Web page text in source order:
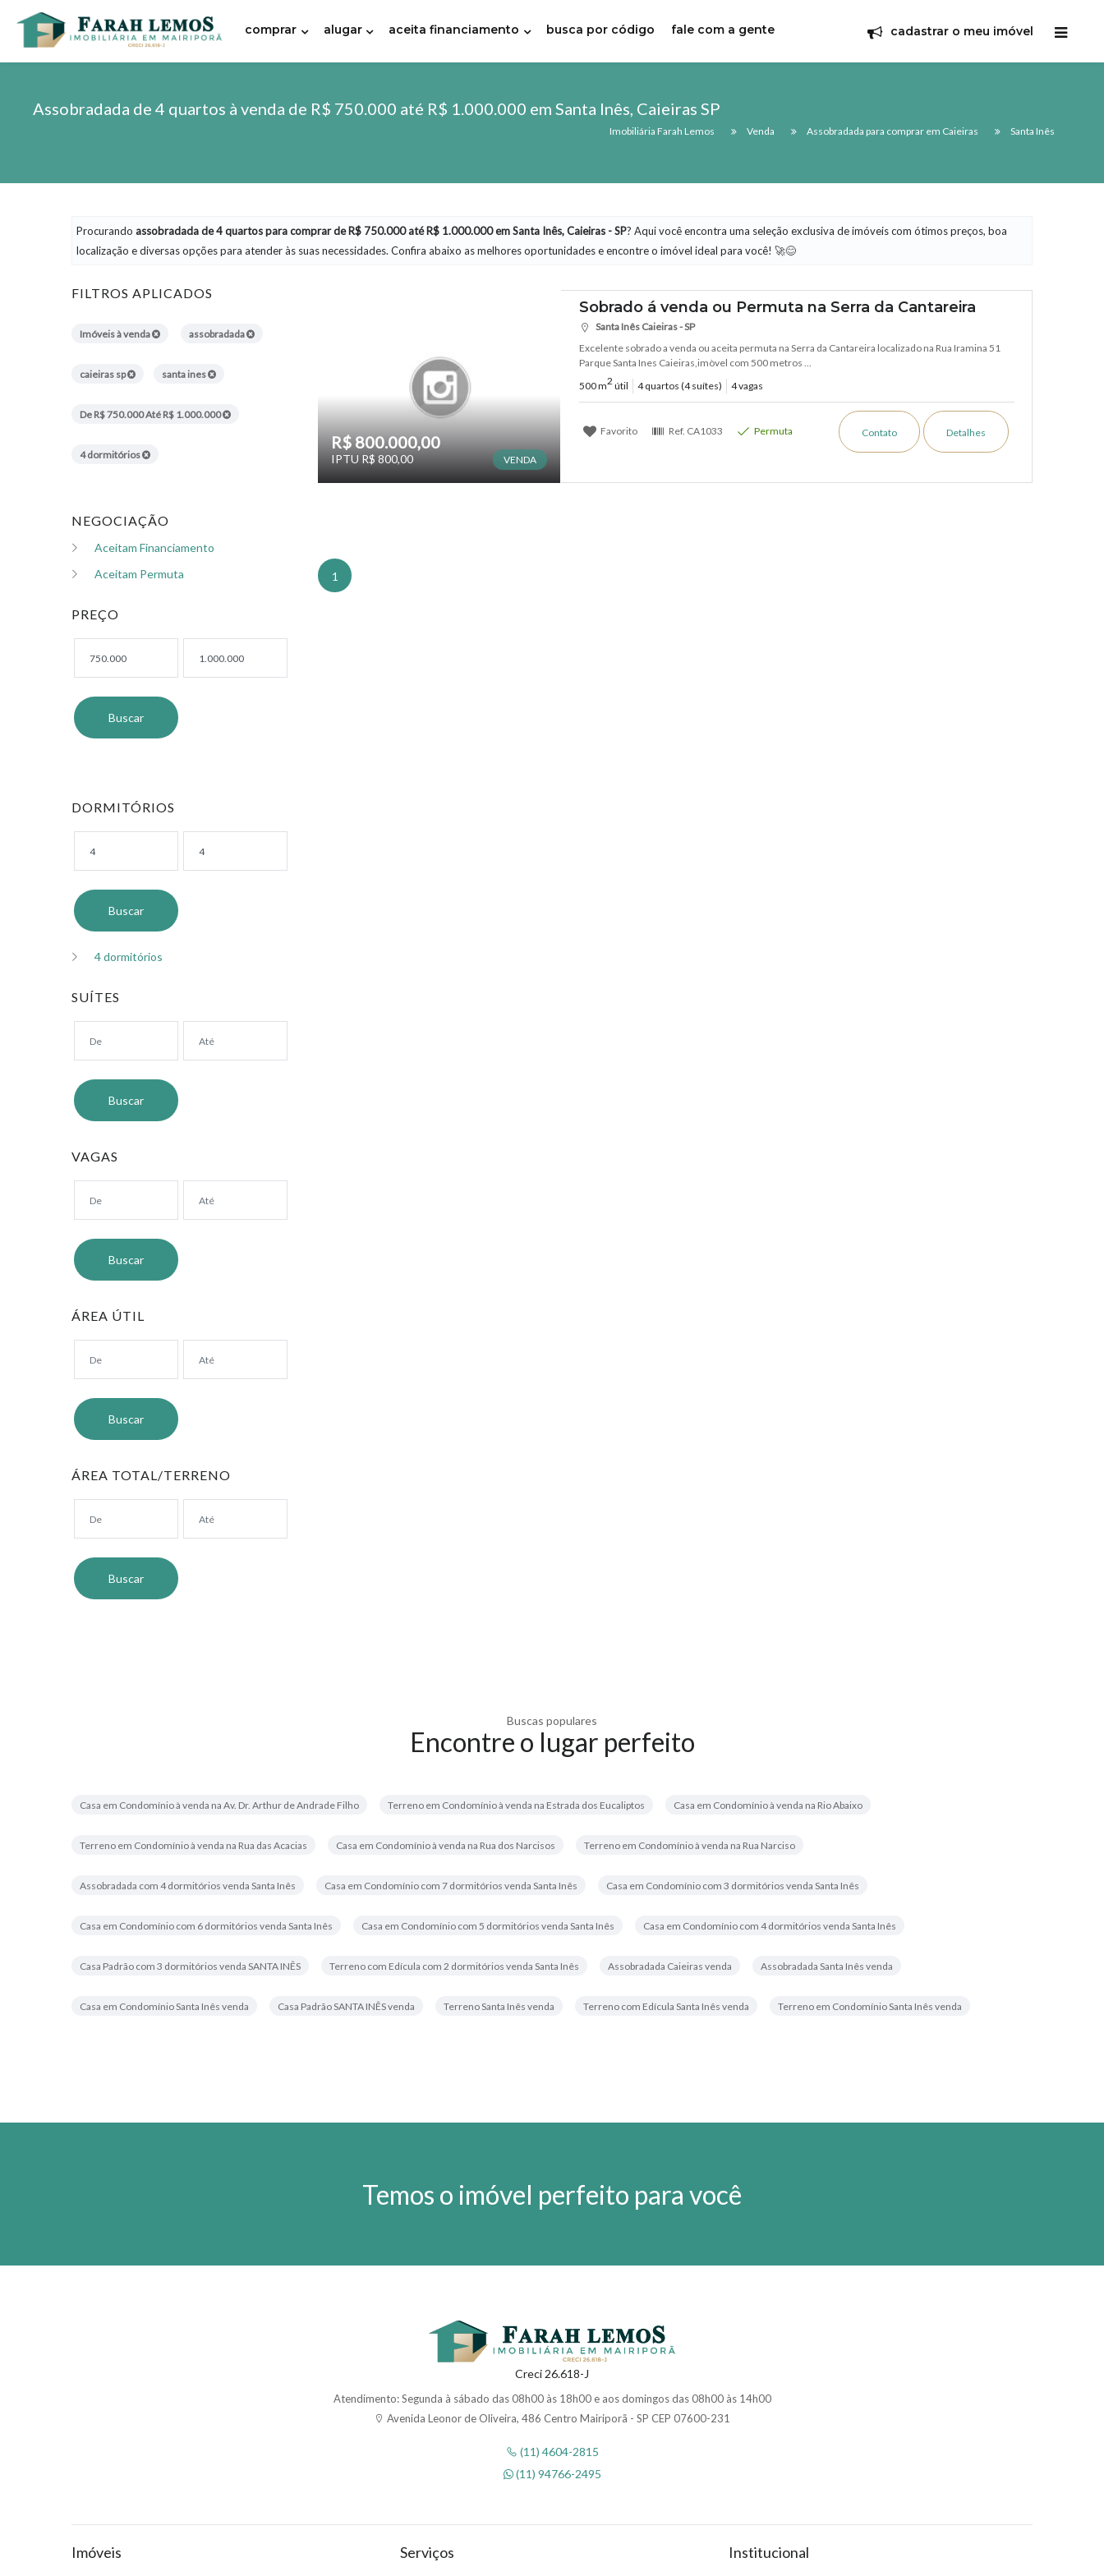
comprar alugar aceita financiamento busca por código fale com a gente cadastrar o meu imóvel
Assobradada de 4 quartos à venda de R$ 750.000 até R$ 1.000.000 em Santa Inês, Caieiras SP
Imobiliária Farah Lemos Venda Assobradada para comprar em Caieiras Santa Inês
Procurando assobradadade 4 quartos para comprar de R$ 750.000 até R$ 1.000.000 em Santa Inês, Caieiras - SP? Aqui você encontra uma seleção exclusiva de imóveis com ótimos preços, boa
localização e diversas opções para atender às suas necessidades. Confira abaixo as melhores oportunidades e encontre o imóvel ideal para você! 🚀😊
FILTROS APLICADOS
Imóveis à venda assobradada
caieiras sp santa ines
De R$ 750.000 Até R$ 1.000.000
4 dormitórios
NEGOCIAÇÃO
Aceitam Financiamento
Aceitam Permuta
PREÇO
DORMITÓRIOS
4 dormitórios
SUÍTES
VAGAS
ÁREA ÚTIL
ÁREA TOTAL/TERRENO
R$ 800.000,00
IPTU R$ 800,00 VENDA
Sobrado á venda ou Permuta na Serra da Cantareira
Santa Inês Caieiras - SP
Excelente sobrado a venda ou aceita permuta na Serra da Cantareira localizado na Rua Iramina 51
Parque Santa Ines Caieiras,imòvel com 500 metros ...
500 m2 útil 4 quartos (4 suítes) 4 vagas
Favorito Ref. CA1033 Permuta Detalhes
Contato
1
Buscas populares
Encontre o lugar perfeito
Casa em Condomínio à venda na Av. Dr. Arthur de Andrade Filho Terreno em Condomínio à venda na Estrada dos Eucaliptos Casa em Condomínio à venda na Rio Abaixo
Terreno em Condomínio à venda na Rua das Acacias Casa em Condomínio à venda na Rua dos Narcisos Terreno em Condomínio à venda na Rua Narciso
Assobradada com 4 dormitórios venda Santa Inês Casa em Condomínio com 7 dormitórios venda Santa Inês Casa em Condomínio com 3 dormitórios venda Santa Inês
Casa em Condomínio com 6 dormitórios venda Santa Inês Casa em Condomínio com 5 dormitórios venda Santa Inês Casa em Condomínio com 4 dormitórios venda Santa Inês
Casa Padrão com 3 dormitórios venda SANTA INÊS Terreno com Edícula com 2 dormitórios venda Santa Inês Assobradada Caieiras venda Assobradada Santa Inês venda
Casa em Condomínio Santa Inês venda Casa Padrão SANTA INÊS venda Terreno Santa Inês venda Terreno com Edícula Santa Inês venda Terreno em Condomínio Santa Inês venda
Temos o imóvel perfeito para você
Creci 26.618-J
Atendimento: Segunda à sábado das 08h00 às 18h00 e aos domingos das 08h00 às 14h00
Avenida Leonor de Oliveira, 486 Centro Mairiporã - SP CEP 07600-231
(11) 4604-2815
(11) 94766-2495
Imóveis Serviços Institucional